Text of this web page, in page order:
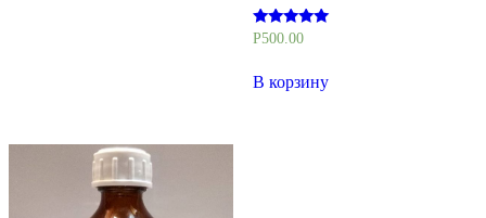
Оценка
Р500.00
В корзину